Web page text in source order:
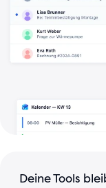
Deine Tools